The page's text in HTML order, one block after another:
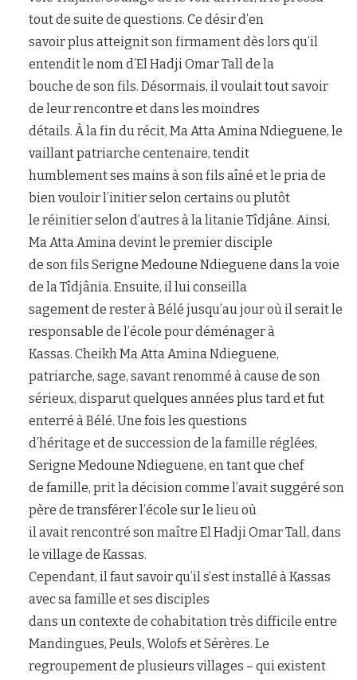
tout de suite de questions. Ce désir d’en
savoir plus atteignit son firmament dès lors qu’il
entendit le nom d’El Hadji Omar Tall de la
bouche de son fils. Désormais, il voulait tout savoir
de leur rencontre et dans les moindres
détails. À la fin du récit, Ma Atta Amina Ndieguene, le
vaillant patriarche centenaire, tendit
humblement ses mains à son fils aîné et le pria de
bien vouloir l’initier selon certains ou plutôt
le réinitier selon d’autres à la litanie Tîdjâne. Ainsi,
Ma Atta Amina devint le premier disciple
de son fils Serigne Medoune Ndieguene dans la voie
de la Tîdjânia. Ensuite, il lui conseilla
sagement de rester à Bélé jusqu’au jour où il serait le
responsable de l’école pour déménager à
Kassas. Cheikh Ma Atta Amina Ndieguene,
patriarche, sage, savant renommé à cause de son
sérieux, disparut quelques années plus tard et fut
enterré à Bélé. Une fois les questions
d’héritage et de succession de la famille réglées,
Serigne Medoune Ndieguene, en tant que chef
de famille, prit la décision comme l’avait suggéré son
père de transférer l’école sur le lieu où
il avait rencontré son maître El Hadji Omar Tall, dans
le village de Kassas.
Cependant, il faut savoir qu’il s’est installé à Kassas
avec sa famille et ses disciples
dans un contexte de cohabitation très difficile entre
Mandingues, Peuls, Wolofs et Sérères. Le
regroupement de plusieurs villages – qui existent